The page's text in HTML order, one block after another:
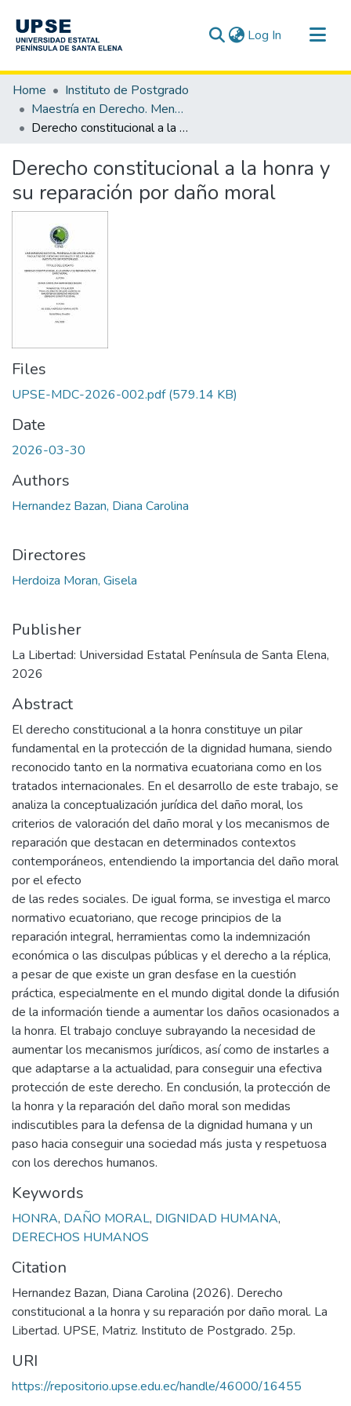
Log In (current)
Communities & Collections
All of DSpace
Statistics
Home
Instituto de Postgrado
Maestría en Derecho. Mención Derecho Constitucional
Derecho constitucional a la honra y su reparación por daño moral
Derecho constitucional a la honra y
su reparación por daño moral
Files
UPSE-MDC-2026-002.pdf(579.14 KB)
Date
2026-03-30
Authors
Hernandez Bazan, Diana Carolina
Directores
Herdoiza Moran, Gisela
Publisher
La Libertad: Universidad Estatal Península de Santa Elena,
2026
Abstract
El derecho constitucional a la honra constituye un pilar
fundamental en la protección de la dignidad humana, siendo
reconocido tanto en la normativa ecuatoriana como en los
tratados internacionales. En el desarrollo de este trabajo, se
analiza la conceptualización jurídica del daño moral, los
criterios de valoración del daño moral y los mecanismos de
reparación que destacan en determinados contextos
contemporáneos, entendiendo la importancia del daño moral
por el efecto
de las redes sociales. De igual forma, se investiga el marco
normativo ecuatoriano, que recoge principios de la
reparación integral, herramientas como la indemnización
económica o las disculpas públicas y el derecho a la réplica,
a pesar de que existe un gran desfase en la cuestión
práctica, especialmente en el mundo digital donde la difusión
de la información tiende a aumentar los daños ocasionados a
la honra. El trabajo concluye subrayando la necesidad de
aumentar los mecanismos jurídicos, así como de instarles a
que adaptarse a la actualidad, para conseguir una efectiva
protección de este derecho. En conclusión, la protección de
la honra y la reparación del daño moral son medidas
indiscutibles para la defensa de la dignidad humana y un
paso hacia conseguir una sociedad más justa y respetuosa
con los derechos humanos.
Keywords
HONRA, DAÑO MORAL, DIGNIDAD HUMANA,
DERECHOS HUMANOS
Citation
Hernandez Bazan, Diana Carolina (2026). Derecho
constitucional a la honra y su reparación por daño moral. La
Libertad. UPSE, Matriz. Instituto de Postgrado. 25p.
URI
https://repositorio.upse.edu.ec/handle/46000/16455